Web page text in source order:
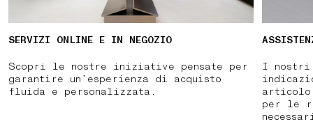
SERVIZI ONLINE E IN NEGOZIO
Scopri le nostre iniziative pensate per
garantire un’esperienza di acquisto
fluida e personalizzata.
I nostri
per le